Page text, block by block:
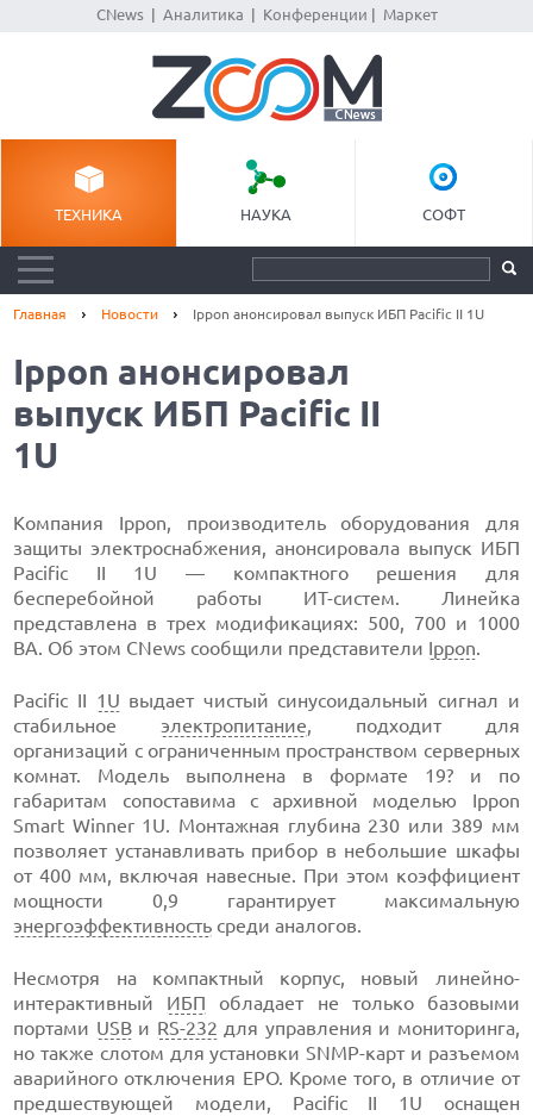
CNews| Аналитика Конференции Маркет
ТЕХНИКА НАУКА СОФТ
Главная Новости Ippon анонсировал выпуск ИБП Pacific II 1U
Ippon анонсировал
выпуск ИБП Pacific II
1U
Компания Ippon, производитель оборудования для
защиты электроснабжения, анонсировала выпуск ИБП
Pacific II 1U — компактного решения для
бесперебойной работы ИT-систем. Линейка
представлена в трех модификациях: 500, 700 и 1000
ВА. Об этом CNews сообщили представители Ippon.
Pacific II 1U выдает чистый синусоидальный сигнал и
стабильное электропитание, подходит для
организаций с ограниченным пространством серверных
комнат. Модель выполнена в формате 19? и по
габаритам сопоставима с архивной моделью Ippon
Smart Winner 1U. Монтажная глубина 230 или 389 мм
позволяет устанавливать прибор в небольшие шкафы
от 400 мм, включая навесные. При этом коэффициент
мощности 0,9 гарантирует максимальную
энергоэффективность среди аналогов.
Несмотря на компактный корпус, новый линейно-
интерактивный ИБП обладает не только базовыми
портами USBи RS-232 для управления и мониторинга,
но также слотом для установки SNMP-карт и разъемом
аварийного отключения EPO. Кроме того, в отличие от
предшествующей модели, Pacific II 1U оснащен